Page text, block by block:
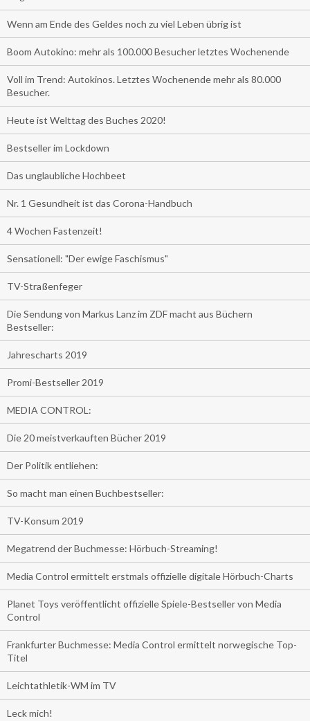
Wenn am Ende des Geldes noch zu viel Leben übrig ist
Boom Autokino: mehr als 100.000 Besucher letztes Wochenende
Voll im Trend: Autokinos. Letztes Wochenende mehr als 80.000
Besucher.
Heute ist Welttag des Buches 2020!
Bestseller im Lockdown
Das unglaubliche Hochbeet
Nr. 1 Gesundheit ist das Corona-Handbuch
4 Wochen Fastenzeit!
Sensationell: "Der ewige Faschismus"
TV-Straßenfeger
Die Sendung von Markus Lanz im ZDF macht aus Büchern
Bestseller:
Jahrescharts 2019
Promi-Bestseller 2019
MEDIA CONTROL:
Die 20 meistverkauften Bücher 2019
Der Politik entliehen:
So macht man einen Buchbestseller:
TV-Konsum 2019
Megatrend der Buchmesse: Hörbuch-Streaming!
Media Control ermittelt erstmals offizielle digitale Hörbuch-Charts
Planet Toys veröffentlicht offizielle Spiele-Bestseller von Media
Control
Frankfurter Buchmesse: Media Control ermittelt norwegische Top-
Titel
Leichtathletik-WM im TV
Leck mich!